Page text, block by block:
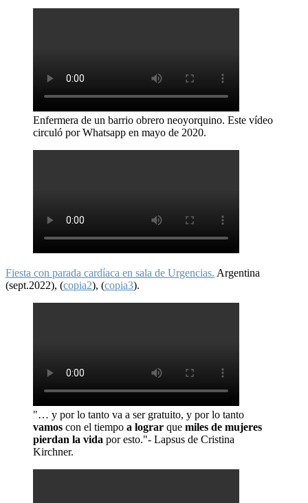
Enfermera de un barrio obrero neoyorquino. Este vídeo
circuló por Whatsapp en mayo de 2020.
Fiesta con parada cardíaca en sala de Urgencias. Argentina
(sept.2022), (copia2), (copia3).
"… y por lo tanto va a ser gratuito, y por lo tanto
vamos con el tiempo a lograr que miles de mujeres
pierdan la vida por esto."- Lapsus de Cristina
Kirchner.